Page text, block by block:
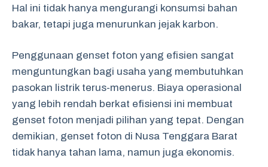
Hal ini tidak hanya mengurangi konsumsi bahan
bakar, tetapi juga menurunkan jejak karbon.
Penggunaan genset foton yang efisien sangat
menguntungkan bagi usaha yang membutuhkan
pasokan listrik terus-menerus. Biaya operasional
yang lebih rendah berkat efisiensi ini membuat
genset foton menjadi pilihan yang tepat. Dengan
demikian, genset foton di Nusa Tenggara Barat
tidak hanya tahan lama, namun juga ekonomis.